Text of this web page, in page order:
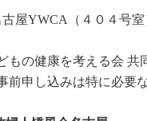
屋YWCA（４０４号
もの健康を考える会 共
前申し込みは特に必要